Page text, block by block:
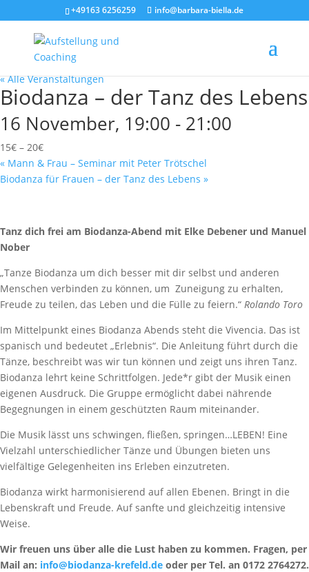
+49163 6256259 info@barbara-biella.de
« Alle Veranstaltungen
Biodanza – der Tanz des Lebens
16 November, 19:00 - 21:00
15€ – 20€
« Mann & Frau – Seminar mit Peter Trötschel
Biodanza für Frauen – der Tanz des Lebens »
Tanz dich frei am Biodanza-Abend mit Elke Debener und Manuel
Nober
„Tanze Biodanza um dich besser mit dir selbst und anderen
Menschen verbinden zu können, um Zuneigung zu erhalten,
Freude zu teilen, das Leben und die Fülle zu feiern.“ Rolando Toro
Im Mittelpunkt eines Biodanza Abends steht die Vivencia. Das ist
spanisch und bedeutet „Erlebnis“. Die Anleitung führt durch die
Tänze, beschreibt was wir tun können und zeigt uns ihren Tanz.
Biodanza lehrt keine Schrittfolgen. Jede*r gibt der Musik einen
eigenen Ausdruck. Die Gruppe ermöglicht dabei nährende
Begegnungen in einem geschützten Raum miteinander.
Die Musik lässt uns schwingen, fließen, springen…LEBEN! Eine
Vielzahl unterschiedlicher Tänze und Übungen bieten uns
vielfältige Gelegenheiten ins Erleben einzutreten.
Biodanza wirkt harmonisierend auf allen Ebenen. Bringt in die
Lebenskraft und Freude. Auf sanfte und gleichzeitig intensive
Weise.
Wir freuen uns über alle die Lust haben zu kommen. Fragen, per
Mail an: info@biodanza-krefeld.de oder per Tel. an 0172 2764272.